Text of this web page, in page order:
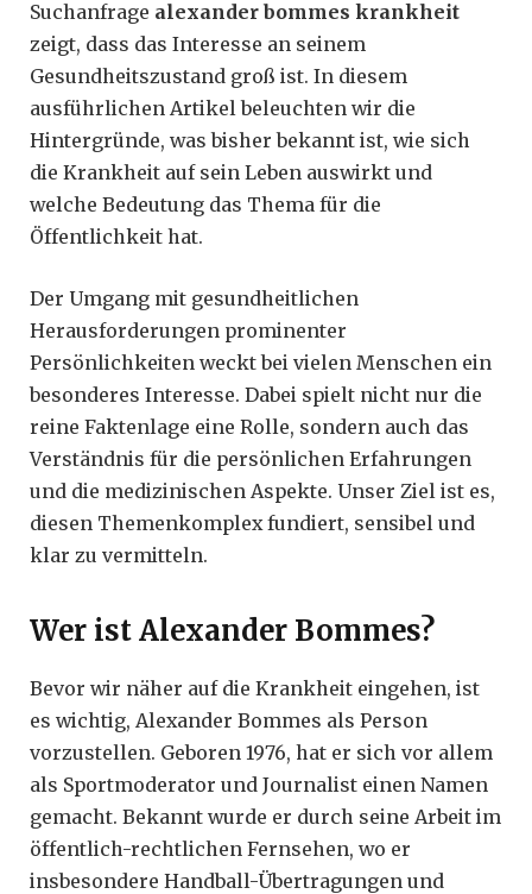
Suchanfrage alexander bommes krankheit
zeigt, dass das Interesse an seinem
Gesundheitszustand groß ist. In diesem
ausführlichen Artikel beleuchten wir die
Hintergründe, was bisher bekannt ist, wie sich
die Krankheit auf sein Leben auswirkt und
welche Bedeutung das Thema für die
Öffentlichkeit hat.
Der Umgang mit gesundheitlichen
Herausforderungen prominenter
Persönlichkeiten weckt bei vielen Menschen ein
besonderes Interesse. Dabei spielt nicht nur die
reine Faktenlage eine Rolle, sondern auch das
Verständnis für die persönlichen Erfahrungen
und die medizinischen Aspekte. Unser Ziel ist es,
diesen Themenkomplex fundiert, sensibel und
klar zu vermitteln.
Wer ist Alexander Bommes?
Bevor wir näher auf die Krankheit eingehen, ist
es wichtig, Alexander Bommes als Person
vorzustellen. Geboren 1976, hat er sich vor allem
als Sportmoderator und Journalist einen Namen
gemacht. Bekannt wurde er durch seine Arbeit im
öffentlich-rechtlichen Fernsehen, wo er
insbesondere Handball-Übertragungen und